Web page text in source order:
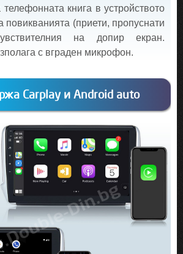
книга в устройството
повикванията (приети, пропуснати
на допир екран.
с вграден микрофон.
Carplay и Android auto